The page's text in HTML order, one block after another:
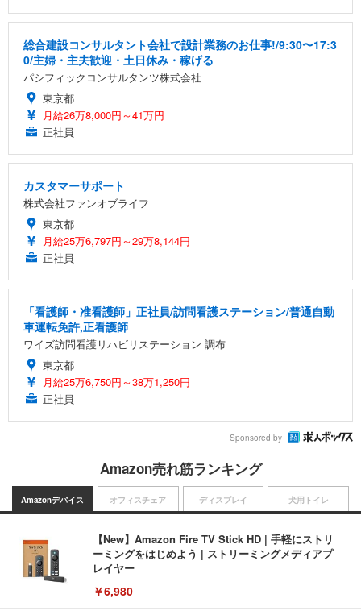
総合建設コンサルタント会社で設計業務のお仕事!/9:30〜17:3
0/主婦・主夫歓迎・土日休み・稼げる
パシフィックコンサルタンツ株式会社
東京都
月給26万8,000円～41万円
正社員
カスタマーサポート
株式会社ファンオブライフ
東京都
月給25万6,797円～29万8,144円
正社員
「看護師・准看護師」正社員/訪問看護ステーション/普通自動
車運転免許,正看護師
ワイズ訪問看護リハビリステーション 調布
東京都
月給25万6,750円～38万1,250円
正社員
Sponsored by
Amazon売れ筋ランキング
Amazonデバイス
【New】Amazon Fire TV Stick HD | 手軽にストリ
ーミングをはじめよう | ストリーミングメディアプ
レイヤー
￥6,980
オフィスチェア ディスプレイ 犬用トイレ